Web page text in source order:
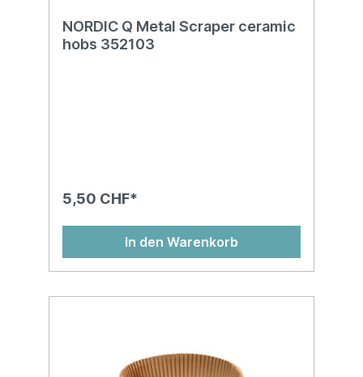
NORDIC Q Metal Scraper ceramic
hobs 352103
5,50 CHF*
In den Warenkorb